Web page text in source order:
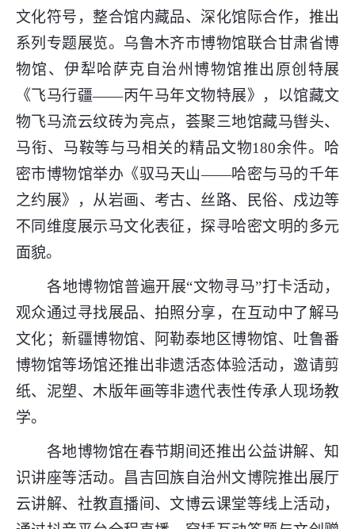
文化符号，整合馆内藏品、深化馆际合作，推出
系列专题展览。乌鲁木齐市博物馆联合甘肃省博
物馆、伊犁哈萨克自治州博物馆推出原创特展
《飞马行疆——丙午马年文物特展》，以馆藏文
物飞马流云纹砖为亮点，荟聚三地馆藏马辔头、
马衔、马鞍等与马相关的精品文物180余件。哈
密市博物馆举办《驭马天山——哈密与马的千年
之约展》，从岩画、考古、丝路、民俗、戍边等
不同维度展示马文化表征，探寻哈密文明的多元
面貌。
各地博物馆普遍开展“文物寻马”打卡活动，
观众通过寻找展品、拍照分享，在互动中了解马
文化；新疆博物馆、阿勒泰地区博物馆、吐鲁番
博物馆等场馆还推出非遗活态体验活动，邀请剪
纸、泥塑、木版年画等非遗代表性传承人现场教
学。
各地博物馆在春节期间还推出公益讲解、知
识讲座等活动。昌吉回族自治州文博院推出展厅
云讲解、社教直播间、文博云课堂等线上活动，